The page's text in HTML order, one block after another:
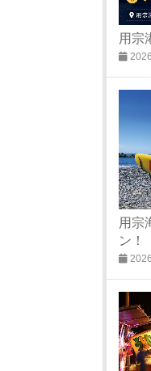
用宗
用宗
ン！